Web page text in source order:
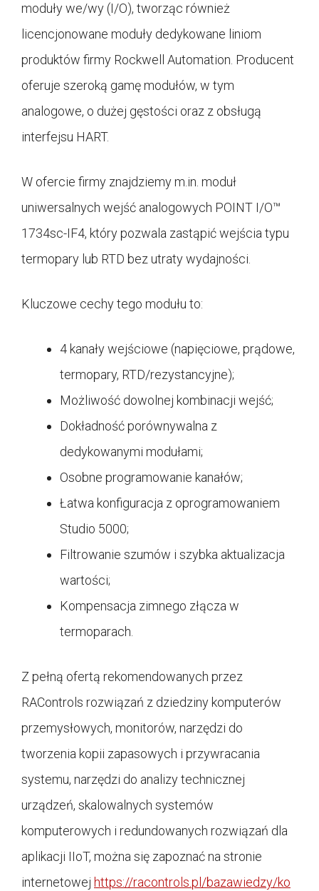
moduły we/wy (I/O), tworząc również
licencjonowane moduły dedykowane liniom
produktów firmy Rockwell Automation. Producent
oferuje szeroką gamę modułów, w tym
analogowe, o dużej gęstości oraz z obsługą
interfejsu HART.
W ofercie firmy znajdziemy m.in. moduł
uniwersalnych wejść analogowych POINT I/O™
1734sc-IF4, który pozwala zastąpić wejścia typu
termopary lub RTD bez utraty wydajności.
Kluczowe cechy tego modułu to:
4 kanały wejściowe (napięciowe, prądowe,
termopary, RTD/rezystancyjne);
Możliwość dowolnej kombinacji wejść;
Dokładność porównywalna z
dedykowanymi modułami;
Osobne programowanie kanałów;
Łatwa konfiguracja z oprogramowaniem
Studio 5000;
Filtrowanie szumów i szybka aktualizacja
wartości;
Kompensacja zimnego złącza w
termoparach.
Z pełną ofertą rekomendowanych przez
RAControls rozwiązań z dziedziny komputerów
przemysłowych, monitorów, narzędzi do
tworzenia kopii zapasowych i przywracania
systemu, narzędzi do analizy technicznej
urządzeń, skalowalnych systemów
komputerowych i redundowanych rozwiązań dla
aplikacji IIoT, można się zapoznać na stronie
internetowej https://racontrols.pl/bazawiedzy/ko